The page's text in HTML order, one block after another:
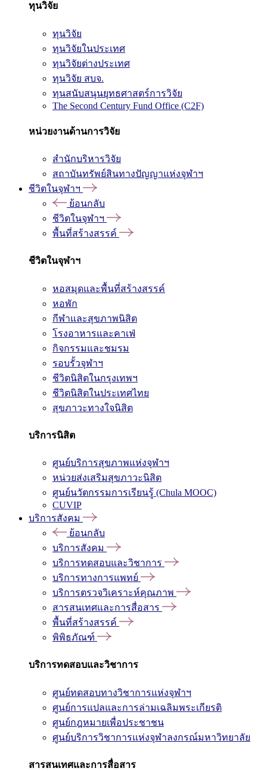
ทุนวิจัย
ทุนวิจัย
ทุนวิจัยในประเทศ
ทุนวิจัยต่างประเทศ
ทุนวิจัย สบจ.
ทุนสนับสนุนยุทธศาสตร์การวิจัย
The Second Century Fund Office (C2F)
หน่วยงานด้านการวิจัย
สำนักบริหารวิจัย
สถาบันทรัพย์สินทางปัญญาแห่งจุฬาฯ
ชีวิตในจุฬาฯ
ย้อนกลับ
ชีวิตในจุฬาฯ
พื้นที่สร้างสรรค์
ชีวิตในจุฬาฯ
หอสมุดและพื้นที่สร้างสรรค์
หอพัก
กีฬาและสุขภาพนิสิต
โรงอาหารและคาเฟ่
กิจกรรมและชมรม
รอบรั้วจุฬาฯ
ชีวิตนิสิตในกรุงเทพฯ
ชีวิตนิสิตในประเทศไทย
สุขภาวะทางใจนิสิต
บริการนิสิต
ศูนย์บริการสุขภาพแห่งจุฬาฯ
หน่วยส่งเสริมสุขภาวะนิสิต
ศูนย์นวัตกรรมการเรียนรู้ (Chula MOOC)
CUVIP
บริการสังคม
ย้อนกลับ
บริการสังคม
บริการทดสอบและวิชาการ
บริการทางการแพทย์
บริการตรวจวิเคราะห์คุณภาพ
สารสนเทศและการสื่อสาร
พื้นที่สร้างสรรค์
พิพิธภัณฑ์
บริการทดสอบและวิชาการ
ศูนย์ทดสอบทางวิชาการแห่งจุฬาฯ
ศูนย์การแปลและการล่ามเฉลิมพระเกียรติ
ศูนย์กฎหมายเพื่อประชาชน
ศูนย์บริการวิชาการแห่งจุฬาลงกรณ์มหาวิทยาลัย
สารสนเทศและการสื่อสาร